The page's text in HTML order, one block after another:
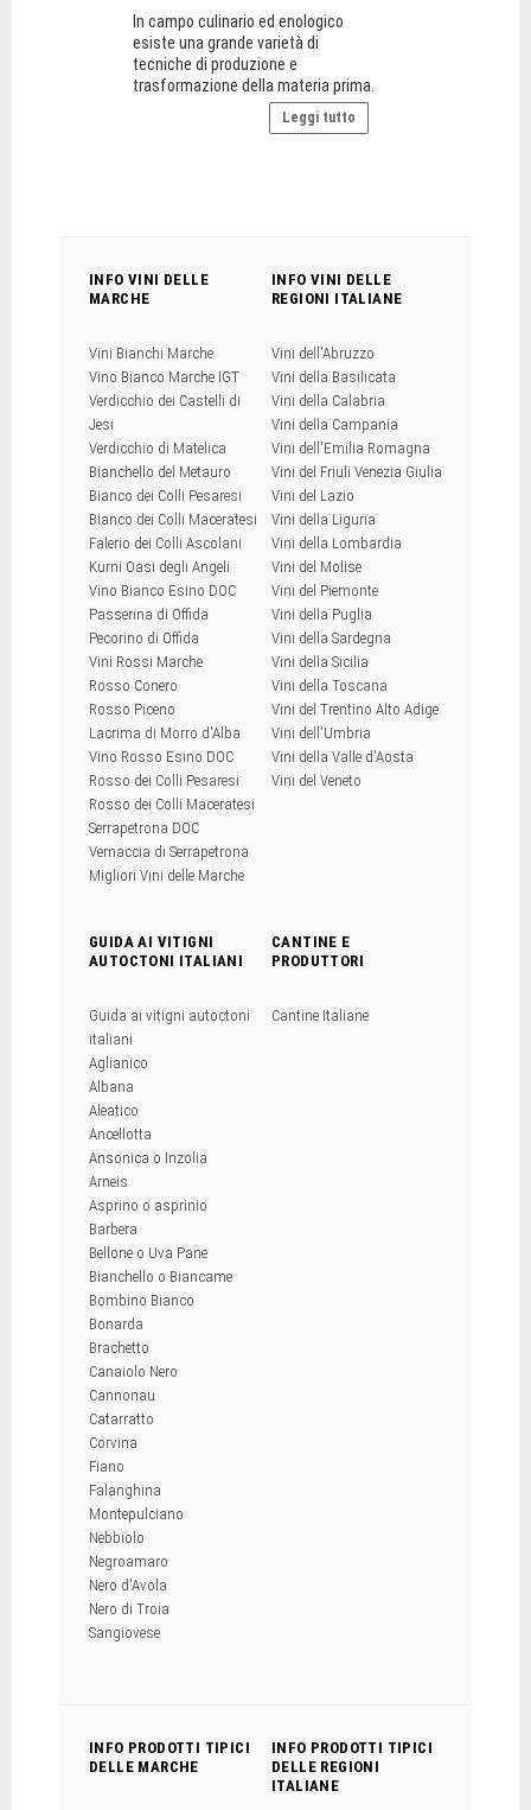
In campo culinario ed enologico
esiste una grande varietà di
tecniche di produzione e
trasformazione della materia prima.
Leggi tutto
INFO VINI DELLE
MARCHE
Vini Bianchi Marche
Vino Bianco Marche IGT
Verdicchio dei Castelli di
Jesi
Verdicchio di Matelica
Bianchello del Metauro
Bianco dei Colli Pesaresi
Bianco dei Colli Maceratesi
Falerio dei Colli Ascolani
Kurni Oasi degli Angeli
Vino Bianco Esino DOC
Passerina di Offida
Pecorino di Offida
Vini Rossi Marche
Rosso Conero
Rosso Piceno
Lacrima di Morro d'Alba
Vino Rosso Esino DOC
Rosso dei Colli Pesaresi
Rosso dei Colli Maceratesi
Serrapetrona DOC
Vernaccia di Serrapetrona
Migliori Vini delle Marche
INFO VINI DELLE
REGIONI ITALIANE
Vini dell'Abruzzo
Vini della Basilicata
Vini della Calabria
Vini della Campania
Vini dell'Emilia Romagna
Vini del Friuli Venezia Giulia
Vini del Lazio
Vini della Liguria
Vini della Lombardia
Vini del Molise
Vini del Piemonte
Vini della Puglia
Vini della Sardegna
Vini della Sicilia
Vini della Toscana
Vini del Trentino Alto Adige
Vini dell'Umbria
Vini della Valle d'Aosta
Vini del Veneto
GUIDA AI VITIGNI
AUTOCTONI ITALIANI
Guida ai vitigni autoctoni
italiani
Aglianico
Albana
Aleatico
Ancellotta
Ansonica o Inzolia
Arneis
Asprino o asprinio
Barbera
Bellone o Uva Pane
Bianchello o Biancame
Bombino Bianco
Bonarda
Brachetto
Canaiolo Nero
Cannonau
Catarratto
Corvina
Fiano
Falanghina
Montepulciano
Nebbiolo
Negroamaro
Nero d'Avola
Nero di Troia
Sangiovese
CANTINE E
PRODUTTORI
Cantine Italiane
INFO PRODOTTI TIPICI
DELLE MARCHE
INFO PRODOTTI TIPICI
DELLE REGIONI
ITALIANE